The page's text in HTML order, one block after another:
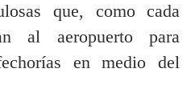
que, como cada
al aeropuerto para
en medio del